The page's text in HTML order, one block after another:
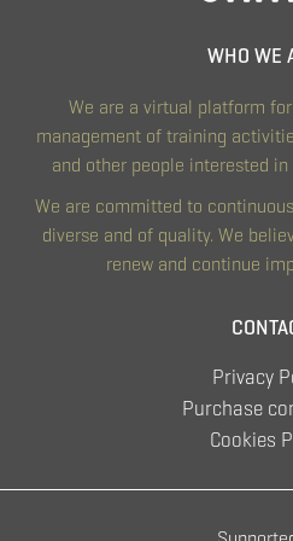
WHO WE
We are a virtual platform
management of training
and other people interested
We are committed to
diverse and of quality. We
renew and continue
Privacy
Purchase
Cookies